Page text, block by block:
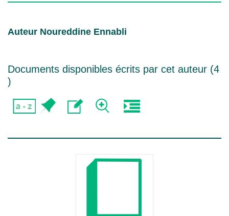
Auteur Noureddine Ennabli
Documents disponibles écrits par cet auteur (4
)